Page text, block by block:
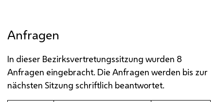
Anfragen
In dieser Bezirksvertretungssitzung wurden 8
Anfragen eingebracht. Die Anfragen werden bis zur
nächsten Sitzung schriftlich beantwortet.